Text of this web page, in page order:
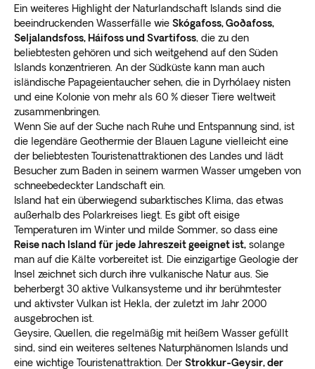
Ein weiteres Highlight der Naturlandschaft Islands sind die
beeindruckenden Wasserfälle wie Skógafoss, Goðafoss,
Seljalandsfoss, Háifoss und Svartifoss, die zu den
beliebtesten gehören und sich weitgehend auf den Süden
Islands konzentrieren. An der Südküste kann man auch
isländische Papageientaucher sehen, die in Dyrhólaey nisten
und eine Kolonie von mehr als 60 % dieser Tiere weltweit
zusammenbringen.
Wenn Sie auf der Suche nach Ruhe und Entspannung sind, ist
die legendäre Geothermie der Blauen Lagune vielleicht eine
der beliebtesten Touristenattraktionen des Landes und lädt
Besucher zum Baden in seinem warmen Wasser umgeben von
schneebedeckter Landschaft ein.
Island hat ein überwiegend subarktisches Klima, das etwas
außerhalb des Polarkreises liegt. Es gibt oft eisige
Temperaturen im Winter und milde Sommer, so dass eine
Reise nach Island für jede Jahreszeit geeignet ist, solange
man auf die Kälte vorbereitet ist. Die einzigartige Geologie der
Insel zeichnet sich durch ihre vulkanische Natur aus. Sie
beherbergt 30 aktive Vulkansysteme und ihr berühmtester
und aktivster Vulkan ist Hekla, der zuletzt im Jahr 2000
ausgebrochen ist.
Geysire, Quellen, die regelmäßig mit heißem Wasser gefüllt
sind, sind ein weiteres seltenes Naturphänomen Islands und
eine wichtige Touristenattraktion. Der Strokkur-Geysir, der